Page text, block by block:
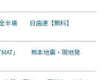
半壊 日歯連【無料】
」 熊本地震・現地発